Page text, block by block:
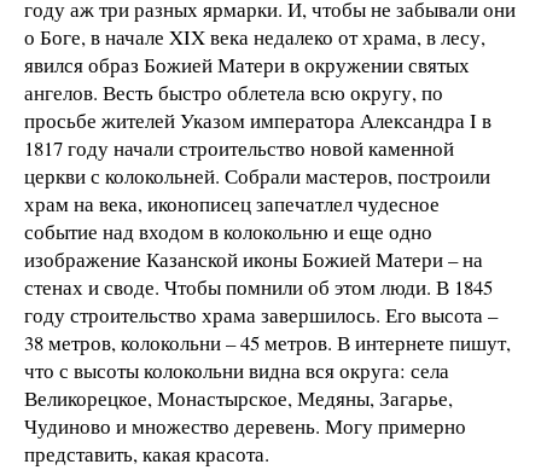
году аж три разных ярмарки. И, чтобы не забывали они
о Боге, в начале XIX века недалеко от храма, в лесу,
явился образ Божией Матери в окружении святых
ангелов. Весть быстро облетела всю округу, по
просьбе жителей Указом императора Александра I в
1817 году начали строительство новой каменной
церкви с колокольней. Собрали мастеров, построили
храм на века, иконописец запечатлел чудесное
событие над входом в колокольню и еще одно
изображение Казанской иконы Божией Матери – на
стенах и своде. Чтобы помнили об этом люди. В 1845
году строительство храма завершилось. Его высота –
38 метров, колокольни – 45 метров. В интернете пишут,
что с высоты колокольни видна вся округа: села
Великорецкое, Монастырское, Медяны, Загарье,
Чудиново и множество деревень. Могу примерно
представить, какая красота.